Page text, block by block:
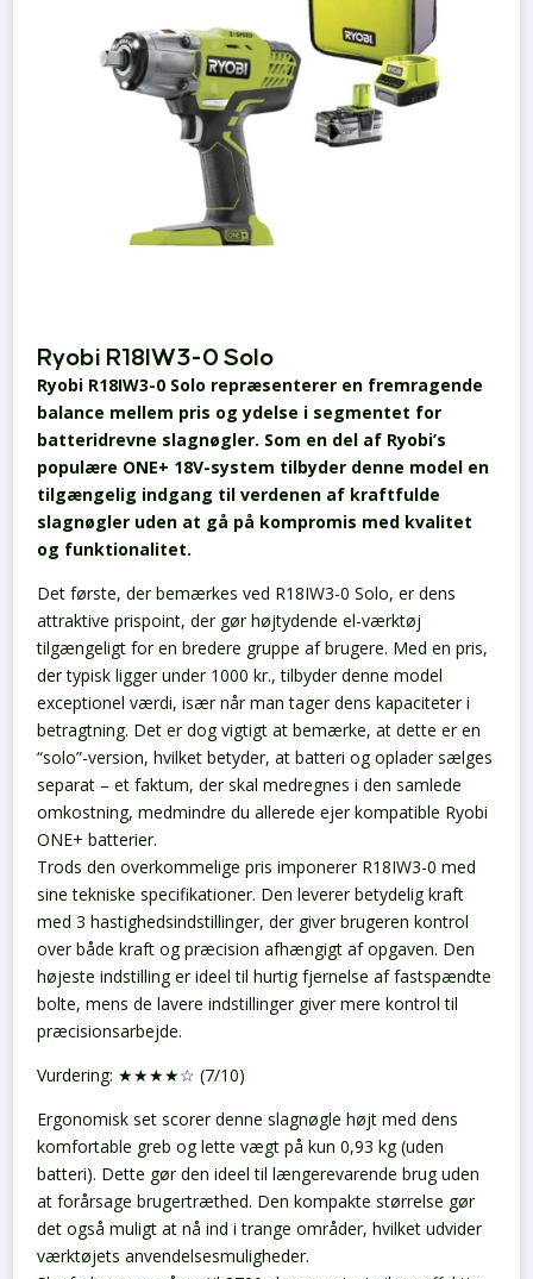
Ryobi R18IW3-0 Solo
Ryobi R18IW3-0 Solo repræsenterer en fremragende
balance mellem pris og ydelse i segmentet for
batteridrevne slagnøgler. Som en del af Ryobi’s
populære ONE+ 18V-system tilbyder denne model en
tilgængelig indgang til verdenen af kraftfulde
slagnøgler uden at gå på kompromis med kvalitet
og funktionalitet.
Det første, der bemærkes ved R18IW3-0 Solo, er dens
attraktive prispoint, der gør højtydende el-værktøj
tilgængeligt for en bredere gruppe af brugere. Med en pris,
der typisk ligger under 1000 kr., tilbyder denne model
exceptionel værdi, især når man tager dens kapaciteter i
betragtning. Det er dog vigtigt at bemærke, at dette er en
“solo”-version, hvilket betyder, at batteri og oplader sælges
separat – et faktum, der skal medregnes i den samlede
omkostning, medmindre du allerede ejer kompatible Ryobi
ONE+ batterier.
Trods den overkommelige pris imponerer R18IW3-0 med
sine tekniske specifikationer. Den leverer betydelig kraft
med 3 hastighedsindstillinger, der giver brugeren kontrol
over både kraft og præcision afhængigt af opgaven. Den
højeste indstilling er ideel til hurtig fjernelse af fastspændte
bolte, mens de lavere indstillinger giver mere kontrol til
præcisionsarbejde.
Vurdering: ★★★★☆ (7/10)
Ergonomisk set scorer denne slagnøgle højt med dens
komfortable greb og lette vægt på kun 0,93 kg (uden
batteri). Dette gør den ideel til længerevarende brug uden
at forårsage brugertræthed. Den kompakte størrelse gør
det også muligt at nå ind i trange områder, hvilket udvider
værktøjets anvendelsesmuligheder.